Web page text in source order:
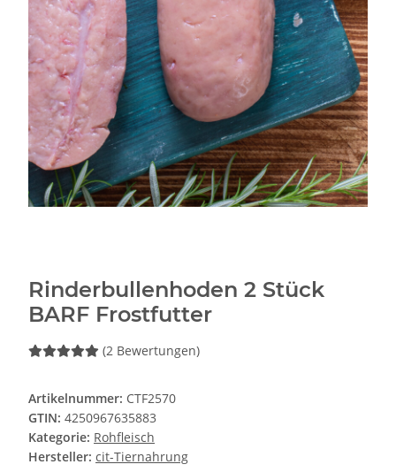
Rinderbullenhoden 2 Stück
BARF Frostfutter
(2 Bewertungen)
Artikelnummer: CTF2570
GTIN: 4250967635883
Kategorie: Rohfleisch
Hersteller: cit-Tiernahrung